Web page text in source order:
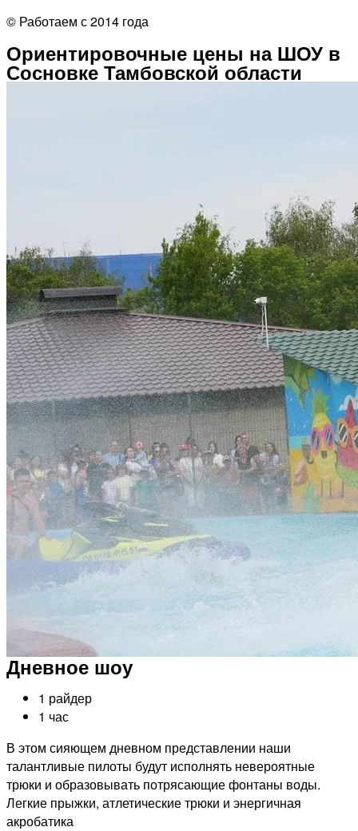
© Работаем с 2014 года
Ориентировочные цены на ШОУ в
Сосновке Тамбовской области
Дневное шоу
1 райдер
1 час
В этом сияющем дневном представлении наши
талантливые пилоты будут исполнять невероятные
трюки и образовывать потрясающие фонтаны воды.
Легкие прыжки, атлетические трюки и энергичная
акробатика